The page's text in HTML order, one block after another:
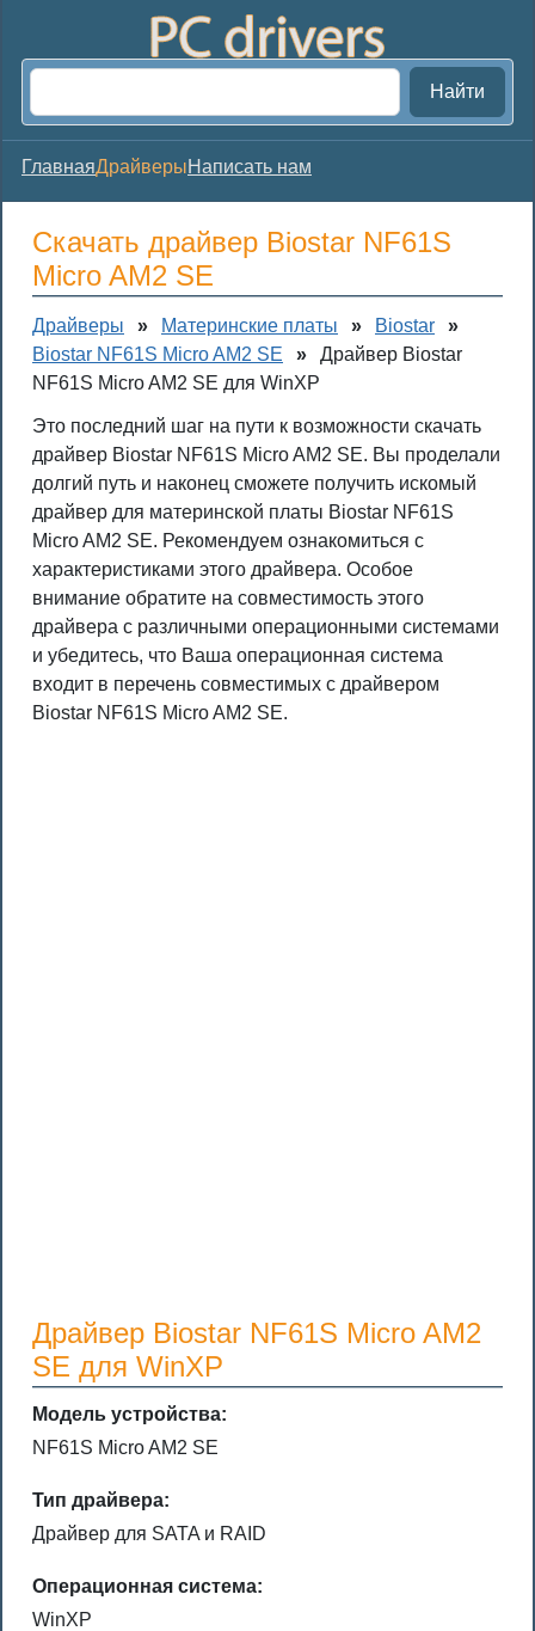
Найти
ГлавнаяДрайверыНаписать нам
Скачать драйвер Biostar NF61S
Micro AM2 SE
Драйверы » Материнские платы » Biostar
»
Biostar NF61S Micro AM2 SE
»
Драйвер Biostar
NF61S Micro AM2 SE для WinXP
Это последний шаг на пути к возможности скачать
драйвер Biostar NF61S Micro AM2 SE. Вы проделали
долгий путь и наконец сможете получить искомый
драйвер для материнской платы Biostar NF61S
Micro AM2 SE. Рекомендуем ознакомиться с
характеристиками этого драйвера. Особое
внимание обратите на совместимость этого
драйвера с различными операционными системами
и убедитесь, что Ваша операционная система
входит в перечень совместимых с драйвером
Biostar NF61S Micro AM2 SE.
Драйвер Biostar NF61S Micro AM2
SE для WinXP
Модель устройства:
NF61S Micro AM2 SE
Тип драйвера:
Драйвер для SATA и RAID
Операционная система:
WinXP